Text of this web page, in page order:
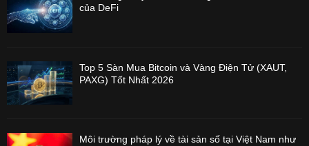
của DeFi
Top 5 Sàn Mua Bitcoin và Vàng Điện Tử (XAUT,
PAXG) Tốt Nhất 2026
Môi trường pháp lý về tài sản số tại Việt Nam như